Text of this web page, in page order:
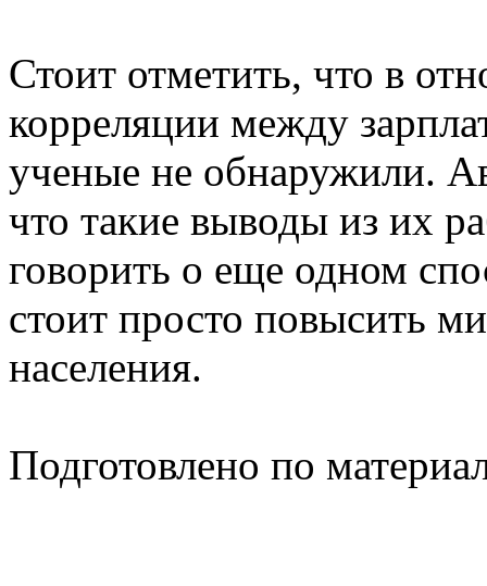
Стоит отметить, что в
корреляции между
ученые не обнаружили.
что такие выводы из их
говорить о еще одном
стоит просто повысить
населения.
Подготовлено по